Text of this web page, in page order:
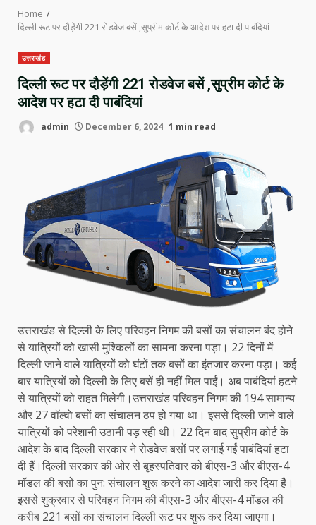
Home
दिल्ली रूट पर दौड़ेंगी 221 रोडवेज बसें ,सुप्रीम कोर्ट के आदेश पर हटा दी पाबंदियां
उत्तराखंड
दिल्ली रूट पर दौड़ेंगी 221 रोडवेज बसें ,सुप्रीम कोर्ट के
आदेश पर हटा दी पाबंदियां
admin December 6, 2024 1 min read
उत्तराखंड से दिल्ली के लिए परिवहन निगम की बसों का संचालन बंद होने
से यात्रियों को खासी मुश्किलों का सामना करना पड़ा। 22 दिनों में
दिल्ली जाने वाले यात्रियों को घंटों तक बसों का इंतजार करना पड़ा। कई
बार यात्रियों को दिल्ली के लिए बसें ही नहीं मिल पाईं। अब पाबंदियां हटने
से यात्रियों को राहत मिलेगी।उत्तराखंड परिवहन निगम की 194 सामान्य
और 27 वॉल्वाे बसों का संचालन ठप हो गया था। इससे दिल्ली जाने वाले
यात्रियों को परेशानी उठानी पड़ रही थी। 22 दिन बाद सुप्रीम कोर्ट के
आदेश के बाद दिल्ली सरकार ने रोडवेज बसों पर लगाई गईं पाबंदियां हटा
दी हैं।दिल्ली सरकार की ओर से बृहस्पतिवार को बीएस-3 और बीएस-4
मॉडल की बसों का पुन: संचालन शुरू करने का आदेश जारी कर दिया है।
इससे शुक्रवार से परिवहन निगम की बीएस-3 और बीएस-4 मॉडल की
करीब 221 बसों का संचालन दिल्ली रूट पर शुरू कर दिया जाएगा।